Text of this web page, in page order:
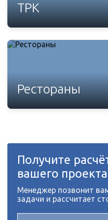
ТРК
Рестораны
Получите
вашего
Менеджер позвонит
задачи и рассчитает